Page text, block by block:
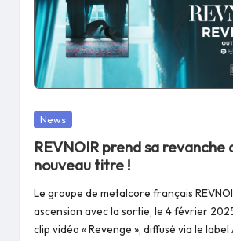
Posted
News
REVNOIR prend sa revanche
nouveau titre !
Le groupe de metalcore français
ascension avec la sortie, le 4 février
clip vidéo « Revenge », diffusé via le